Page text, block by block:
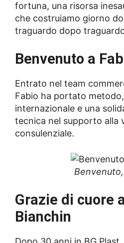
fortuna, una risorsa
che costruiamo giorno
traguardo dopo
Benvenuto a
Entrato nel team
Fabio ha portato
internazionale e una
tecnica nel supporto alla
consulenziale.
Grazie di cuore
Bianchin